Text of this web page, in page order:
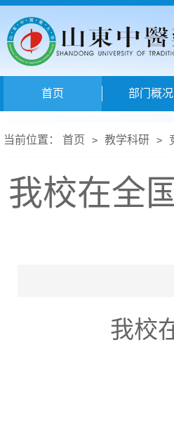
首页 部门概况
当前位置： 首页 > 教学科研 >
我校在全
我校